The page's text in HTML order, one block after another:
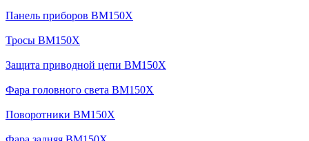
Панель приборов BM150X
Тросы BM150X
Защита приводной цепи BM150X
Фара головного света BM150X
Поворотники BM150X